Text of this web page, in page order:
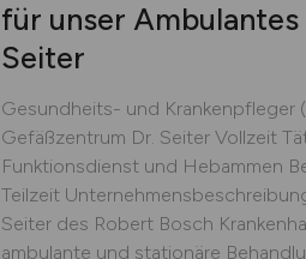
für unser
Seiter
Gesundheits- und Krankenpfleger
Gefäßzentrum Dr. Seiter Vollzeit
Funktionsdienst und Hebammen
Teilzeit
Seiter des Robert Bosch
ambulante und stationäre